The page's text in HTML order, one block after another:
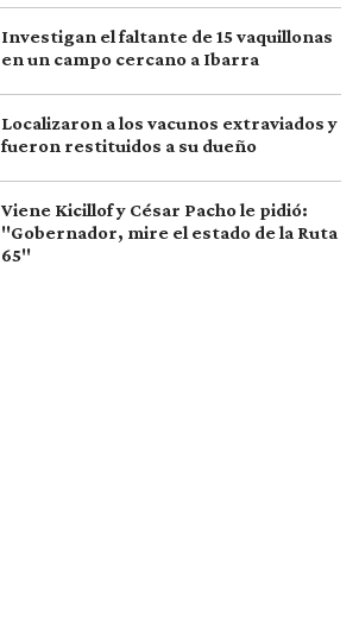
Investigan el faltante de 15 vaquillonas
en un campo cercano a Ibarra
Localizaron a los vacunos extraviados y
fueron restituidos a su dueño
Viene Kicillof y César Pacho le pidió:
"Gobernador, mire el estado de la Ruta
65"